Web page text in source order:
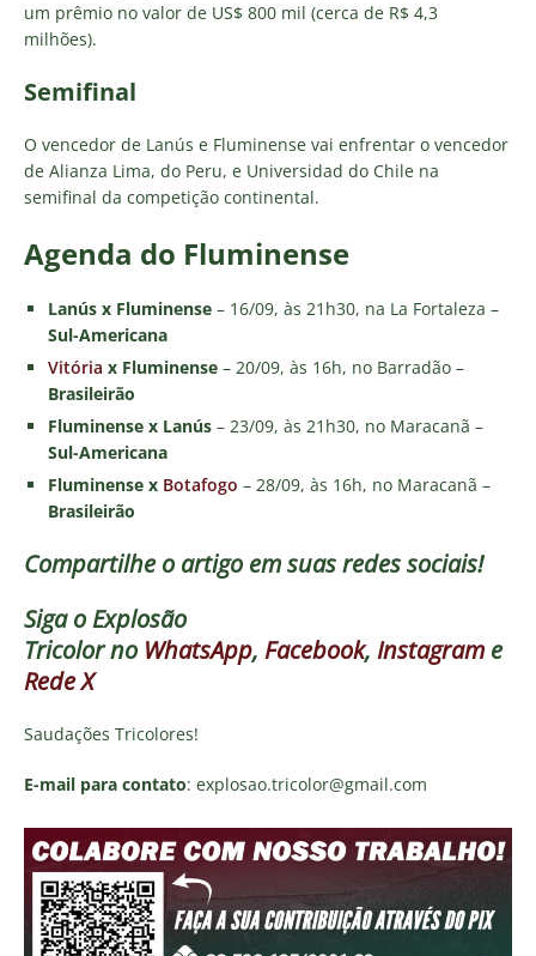
um prêmio no valor de US$ 800 mil (cerca de R$ 4,3
milhões).
Semifinal
O vencedor de Lanús e Fluminense vai enfrentar o vencedor
de Alianza Lima, do Peru, e Universidad do Chile na
semifinal da competição continental.
Agenda do Fluminense
Lanús x Fluminense – 16/09, às 21h30, na La Fortaleza –
Sul-Americana
Vitória x Fluminense – 20/09, às 16h, no Barradão –
Brasileirão
Fluminense x Lanús – 23/09, às 21h30, no Maracanã –
Sul-Americana
Fluminense x Botafogo – 28/09, às 16h, no Maracanã –
Brasileirão
Compartilhe o artigo em suas redes sociais!
Siga oExplosão
Tricolorno WhatsApp, Facebook, Instagram e
Rede X
Saudações Tricolores!
E-mail para contato: explosao.tricolor@gmail.com